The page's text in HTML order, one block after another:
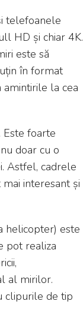
telefoanele
HD și chiar 4K.
este să
în format
la cea
foarte
doar cu o
Astfel, cadrele
interesant și
helicopter) este
pot realiza
al mirilor.
clipurile de tip